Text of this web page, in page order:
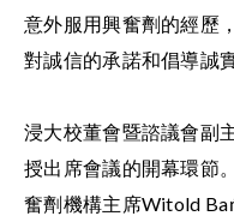
意外服用興奮劑的經歷
對誠信的承諾和倡導誠
浸大校董會暨諮議會副
授出席會議的開幕環節
奮劑機構主席Witold